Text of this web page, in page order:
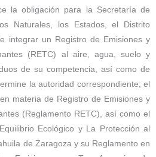
la obligación para la Secretaría de
Naturales, los Estados, el Distrito
integrar un Registro de Emisiones y
(RETC) al aire, agua, suelo y
de su competencia, así como de
la autoridad correspondiente; el
materia de Registro de Emisiones y
(Reglamento RETC), así como el
Ecológico y La Protección al
de Zaragoza y su Reglamento en